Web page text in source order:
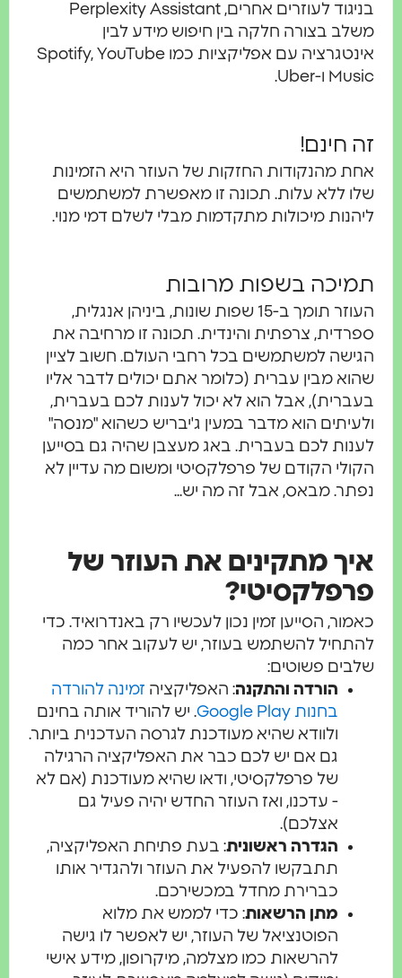
בניגוד לעוזרים אחרים, Perplexity Assistant
משלב בצורה חלקה בין חיפוש מידע לבין
אינטגרציה עם אפליקציות כמו Spotify, YouTube
Music ו-Uber.
זה חינם!
אחת מהנקודות החזקות של העוזר היא הזמינות
שלו ללא עלות. תכונה זו מאפשרת למשתמשים
ליהנות מיכולות מתקדמות מבלי לשלם דמי מנוי.
תמיכה בשפות מרובות
העוזר תומך ב-15 שפות שונות, ביניהן אנגלית,
ספרדית, צרפתית והינדית. תכונה זו מרחיבה את
הגישה למשתמשים בכל רחבי העולם. חשוב לציין
שהוא מבין עברית (כלומר אתם יכולים לדבר אליו
בעברית), אבל הוא לא יכול לענות לכם בעברית,
ולעיתים הוא מדבר במעין ג'יבריש כשהוא "מנסה"
לענות לכם בעברית. באג מעצבן שהיה גם בסייען
הקולי הקודם של פרפלקסיטי ומשום מה עדיין לא
נפתר. מבאס, אבל זה מה יש...
איך מתקינים את העוזר של
פרפלקסיטי?
כאמור, הסייען זמין נכון לעכשיו רק באנדרואיד. כדי
להתחיל להשתמש בעוזר, יש לעקוב אחר כמה
שלבים פשוטים:
הורדה והתקנה: האפליקציהזמינה להורדה
בחנות Google Play
. יש להוריד אותה בחינם
ולוודא שהיא מעודכנת לגרסה העדכנית ביותר.
גם אם יש לכם כבר את האפליקציה הרגילה
של פרפלקסיטי, ודאו שהיא מעודכנת (אם לא
- עדכנו, ואז העוזר החדש יהיה פעיל גם
אצלכם).
הגדרה ראשונית: בעת פתיחת האפליקציה,
תתבקשו להפעיל את העוזר ולהגדיר אותו
כברירת מחדל במכשירכם.
מתן הרשאות: כדי לממש את מלוא
הפוטנציאל של העוזר, יש לאפשר לו גישה
להרשאות כמו מצלמה, מיקרופון, מידע אישי